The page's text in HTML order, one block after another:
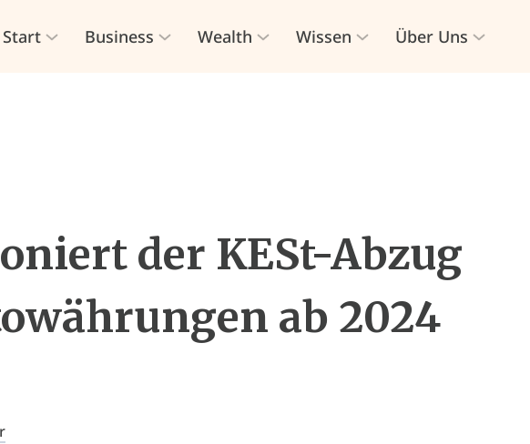
Start Business Wealth Wissen Über Uns
der KESt-Abzug
ab 2024